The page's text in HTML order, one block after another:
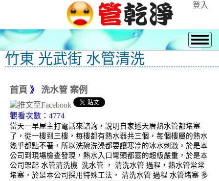
登入
竹東 光武街 水管清洗
首頁 》 洗水管 案例
觀看次數：4774
當天一早屋主打電話來諮詢，說明自家透天厝熱水管都堵塞
了，從一樓到三樓，每樓都有熱水器共三個，每個樓層的熱水
幾乎都點不著，所以洗碗洗澡都要讓寒冷的冰水刺激，於是本
公司到現場檢查發現，熱水入口彎頭都塞的超級嚴重，於是本
公司架起 水管清洗機 洗水管 ， 清洗水管 過程，熱水管常常
堵塞，於是本公司採用特殊工法， 清洗水管 過程 水管堵塞 多